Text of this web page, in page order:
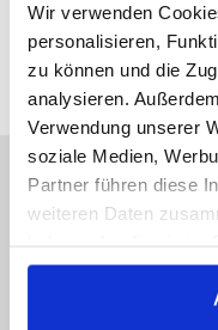
Wir verwenden
personalisieren,
zu können und die
analysieren.
Verwendung unserer
soziale Medien,
Partner führen diese
weiteren Daten
gesammelt haben.
Lo